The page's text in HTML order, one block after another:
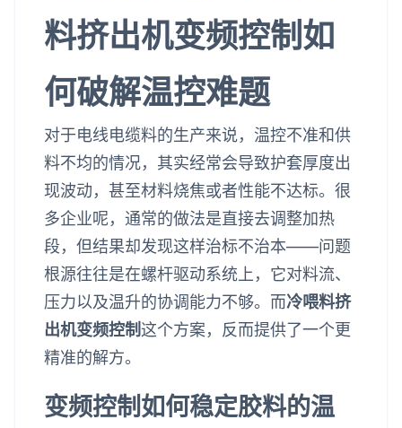
料挤出机变频控制如
何破解温控难题
对于电线电缆料的生产来说，温控不准和供
料不均的情况，其实经常会导致护套厚度出
现波动，甚至材料烧焦或者性能不达标。很
多企业呢，通常的做法是直接去调整加热
段，但结果却发现这样治标不治本——问题
根源往往是在螺杆驱动系统上，它对料流、
压力以及温升的协调能力不够。而冷喂料挤
出机变频控制这个方案，反而提供了一个更
精准的解方。
变频控制如何稳定胶料的温